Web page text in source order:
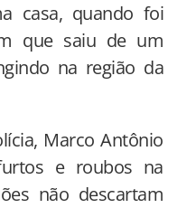
casa, quando foi
que saiu de um
na região da
Marco Antônio
e roubos na
não descartam